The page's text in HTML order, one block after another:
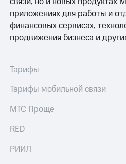
приложениях для работы и
финансовых сервисах,
продвижения бизнеса и
Тарифы
Тарифы мобильной связи
МТС Проще
RED
РИИЛ